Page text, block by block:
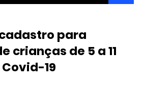
TRANSPARENTE E
para
crianças de 5 a 11
19